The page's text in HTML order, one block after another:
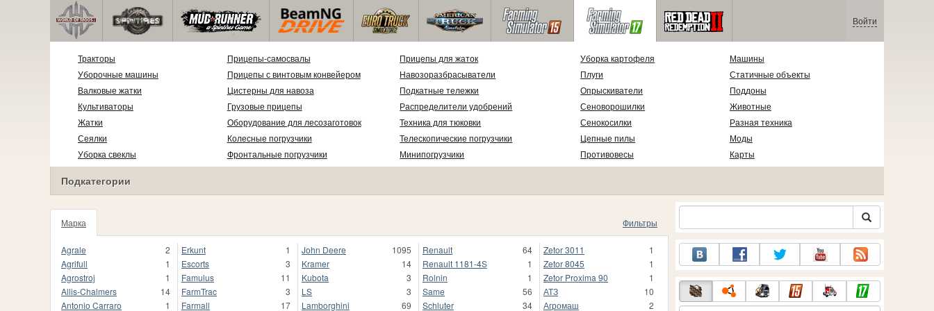
Войти
Тракторы
Уборочные машины
Валковые жатки
Культиваторы
Жатки
Сеялки
Уборка свеклы
Прицепы-самосвалы
Прицепы с винтовым конвейером
Цистерны для навоза
Грузовые прицепы
Оборудование для лесозаготовок
Колесные погрузчики
Фронтальные погрузчики
Прицепы для жаток
Навозоразбрасыватели
Подкатные тележки
Распределители удобрений
Техника для тюковки
Телескопические погрузчики
Минипогрузчики
Уборка картофеля
Плуги
Опрыскиватели
Сеноворошилки
Сенокосилки
Цепные пилы
Противовесы
Машины
Статичные объекты
Поддоны
Животные
Разная техника
Моды
Карты
Подкатегории
Марка
Фильтры
1020
Agrale
2
Agrifull
1
Agrostroj
1
Allis-Chalmers
14
Antonio Carraro
1
Erkunt
1
Escorts
3
Famulus
11
FarmTrac
3
Farmall
17
John Deere
1095
Kramer
14
Kubota
3
LS
3
Lamborghini
69
Renault
64
Renault 1181-4S
1
Rolnin
1
Same
56
Schluter
34
Zetor 3011
1
Zetor 8045
1
Zetor Proxima 90
1
АТЗ
10
Агромаш
2